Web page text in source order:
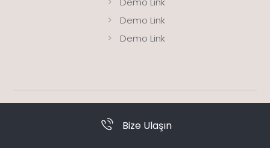
Demo Link
Demo Link
© Copyright 2026. Tüm Hakları Saklıdır
Bize Ulaşın